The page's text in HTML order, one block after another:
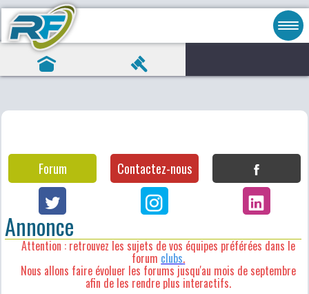
Forum Contactez-nous
Annonce
Attention : retrouvez les sujets de vos équipes préférées dans le
forum clubs.
Nous allons faire évoluer les forums jusqu'au mois de septembre
afin de les rendre plus interactifs.